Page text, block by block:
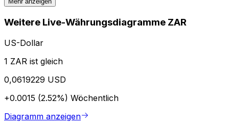
Weitere Live-Währungsdiagramme ZAR
US-Dollar
1 ZAR ist gleich
0,0619229 USD
+0.0015 (2.52%) Wöchentlich
Diagramm anzeigen